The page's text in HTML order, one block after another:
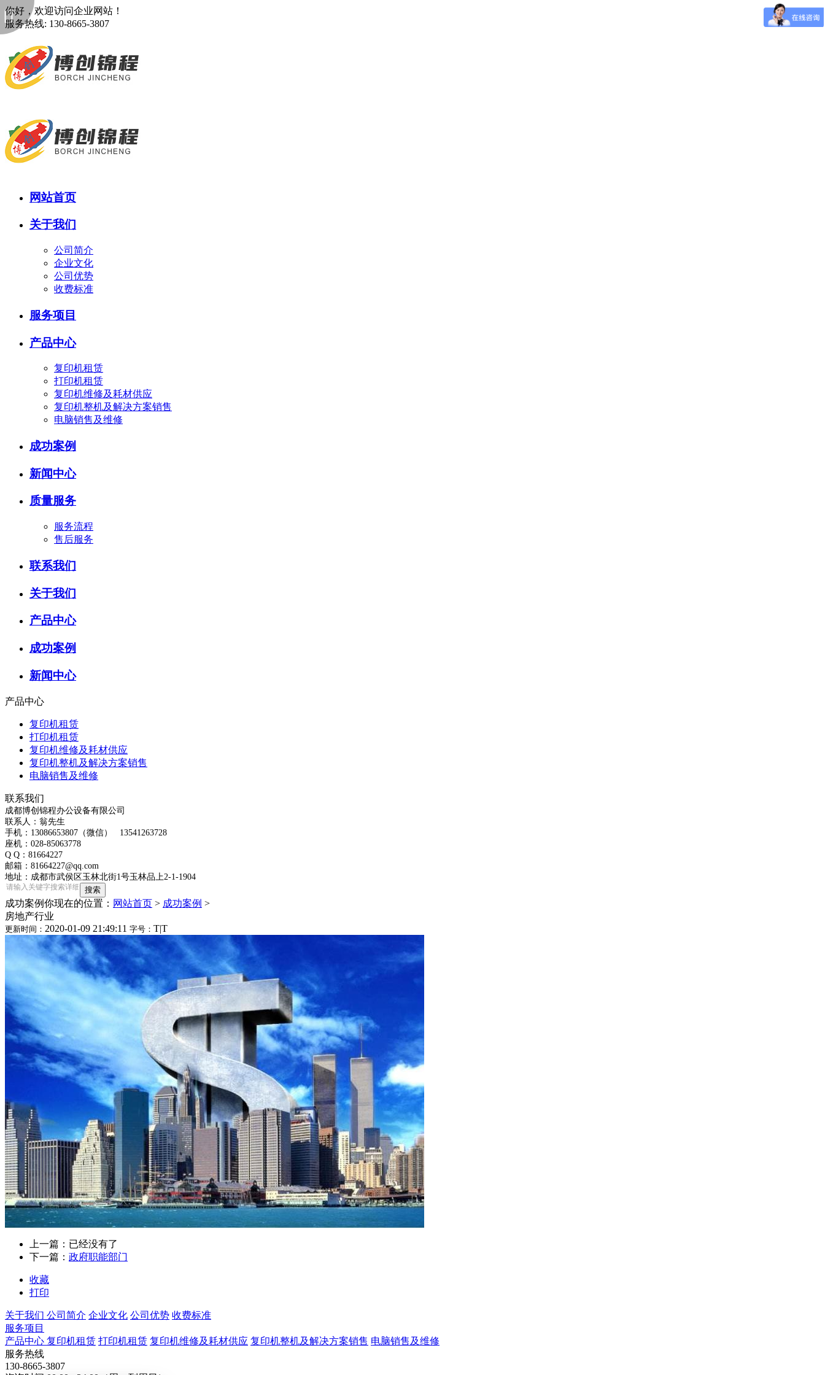
你好，欢迎访问企业网站！
服务热线: 130-8665-3807
网站首页
关于我们
公司简介
企业文化
公司优势
收费标准
服务项目
产品中心
复印机租赁
打印机租赁
复印机维修及耗材供应
复印机整机及解决方案销售
电脑销售及维修
成功案例
新闻中心
质量服务
服务流程
售后服务
联系我们
关于我们
产品中心
成功案例
新闻中心
产品中心
复印机租赁
打印机租赁
复印机维修及耗材供应
复印机整机及解决方案销售
电脑销售及维修
联系我们
成都博创锦程办公设备有限公司
联系人：翁先生
手机：13086653807（微信） 13541263728
座机：028-85063778
Q Q：81664227
邮箱：81664227@qq.com
地址：成都市武侯区玉林北街1号玉林品上2-1-1904
成功案例你现在的位置： 网站首页 > 成功案例 >
房地产行业
更新时间： 2020-01-09 21:49:11 字号： T|T
上一篇：已经没有了
下一篇： 政府职能部门
收藏
打印
关于我们 公司简介 企业文化 公司优势 收费标准
服务项目
产品中心 复印机租赁 打印机租赁 复印机维修及耗材供应 复印机整机及解决方案销售 电脑销售及维修
服务热线
130-8665-3807